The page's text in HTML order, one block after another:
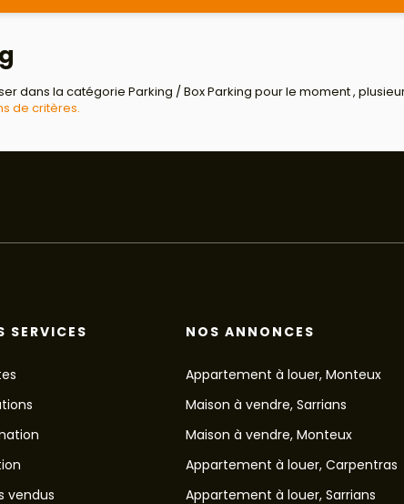
dans la catégorie Parking / Box Parking pour le moment ,
de critères.
SERVICES
vendus
NOS ANNONCES
Appartement à louer, Monteux
Maison à vendre, Sarrians
Maison à vendre, Monteux
Appartement à louer, Carpentras
Appartement à louer, Sarrians